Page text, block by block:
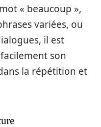
« beaucoup »,
variées, ou
il est
son
la répétition et